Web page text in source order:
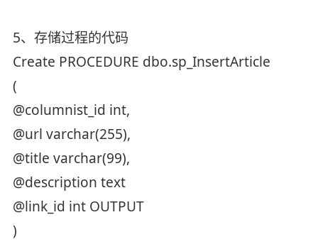
5、存储过程的代码
Create PROCEDURE dbo.sp_InsertArticle
(
@columnist_id int,
@url varchar(255),
@title varchar(99),
@description text
@link_id int OUTPUT
)